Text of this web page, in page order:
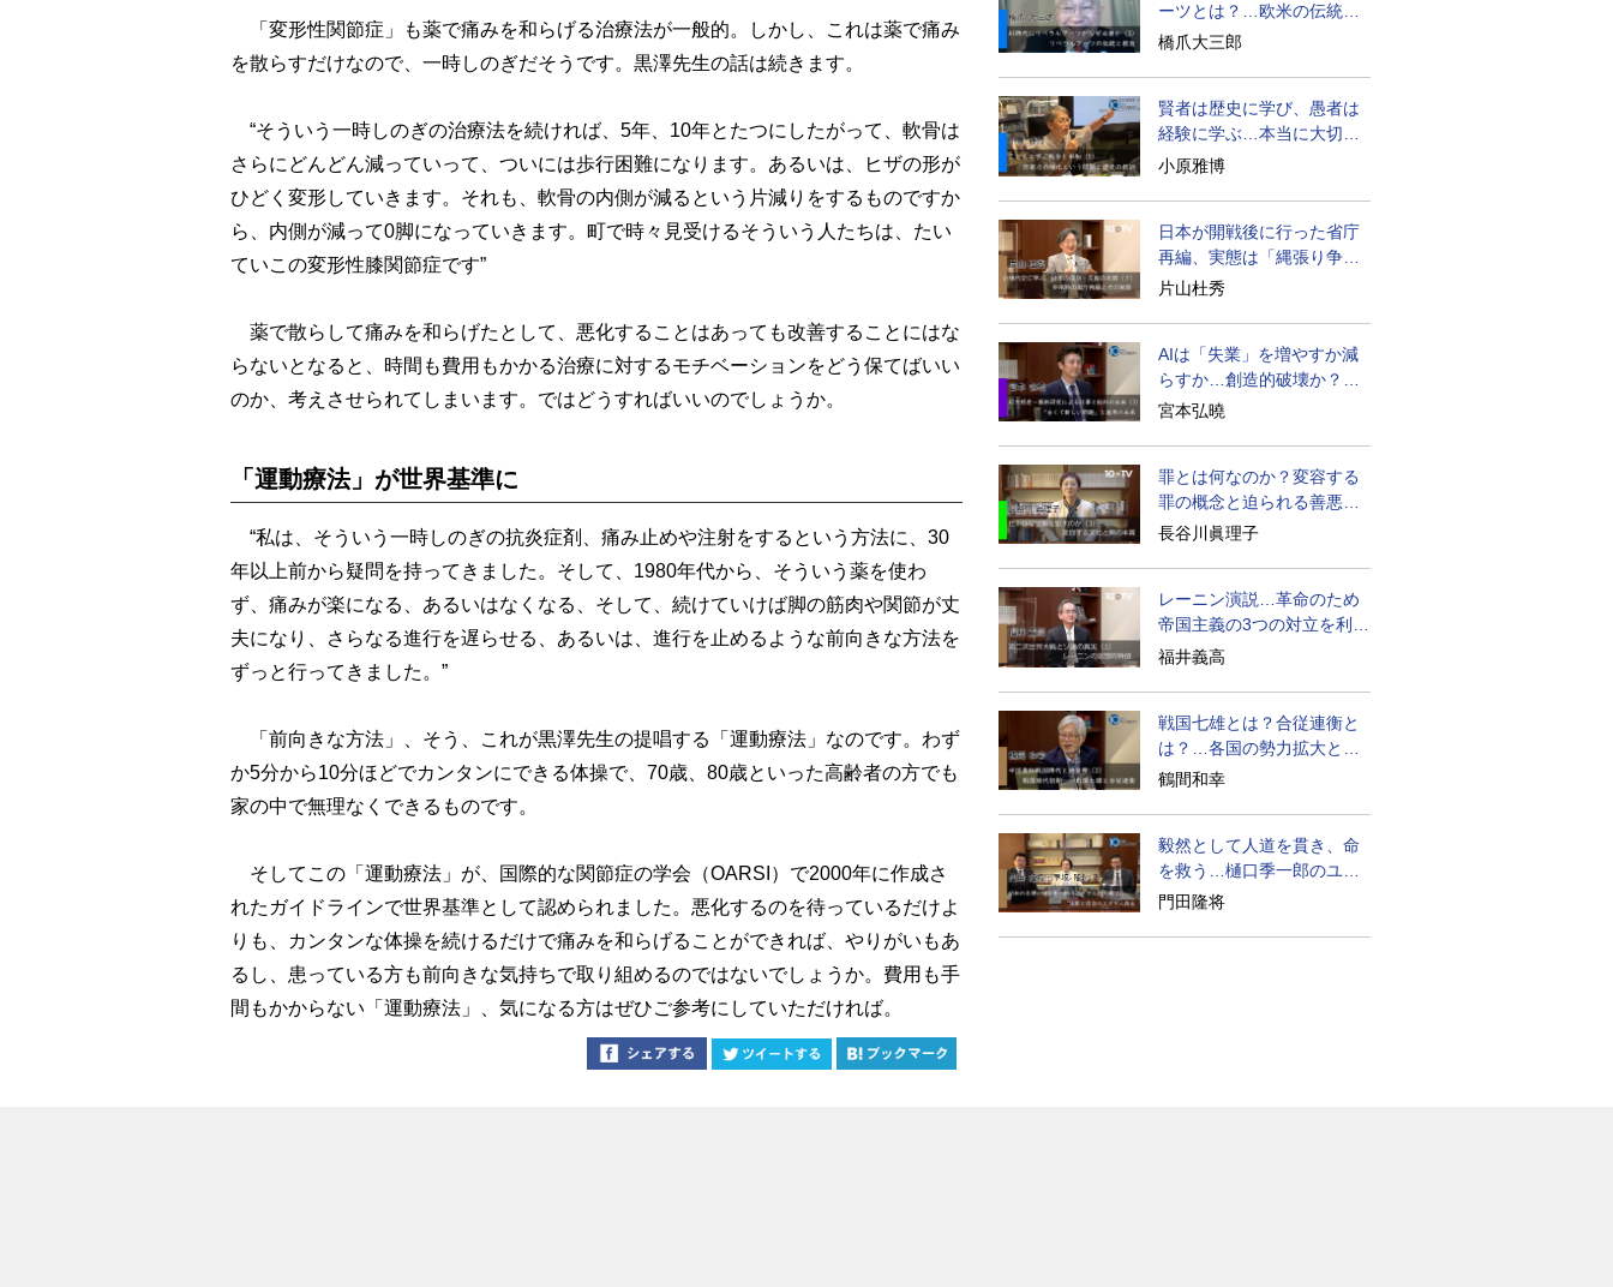
「変形性関節症」も薬で痛みを和らげる治療法が一般的。しかし、これは薬で痛み
を散らすだけなので、一時しのぎだそうです。黒澤先生の話は続きます。
“そういう一時しのぎの治療法を続ければ、5年、10年とたつにしたがって、軟骨は
さらにどんどん減っていって、ついには歩行困難になります。あるいは、ヒザの形が
ひどく変形していきます。それも、軟骨の内側が減るという片減りをするものですか
ら、内側が減って0脚になっていきます。町で時々見受けるそういう人たちは、たい
ていこの変形性膝関節症です”
薬で散らして痛みを和らげたとして、悪化することはあっても改善することにはな
らないとなると、時間も費用もかかる治療に対するモチベーションをどう保てばいい
のか、考えさせられてしまいます。ではどうすればいいのでしょうか。
「運動療法」が世界基準に
“私は、そういう一時しのぎの抗炎症剤、痛み止めや注射をするという方法に、30
年以上前から疑問を持ってきました。そして、1980年代から、そういう薬を使わ
ず、痛みが楽になる、あるいはなくなる、そして、続けていけば脚の筋肉や関節が丈
夫になり、さらなる進行を遅らせる、あるいは、進行を止めるような前向きな方法を
ずっと行ってきました。”
「前向きな方法」、そう、これが黒澤先生の提唱する「運動療法」なのです。わず
か5分から10分ほどでカンタンにできる体操で、70歳、80歳といった高齢者の方でも
家の中で無理なくできるものです。
そしてこの「運動療法」が、国際的な関節症の学会（OARSI）で2000年に作成さ
れたガイドラインで世界基準として認められました。悪化するのを待っているだけよ
りも、カンタンな体操を続けるだけで痛みを和らげることができれば、やりがいもあ
るし、患っている方も前向きな気持ちで取り組めるのではないでしょうか。費用も手
間もかからない「運動療法」、気になる方はぜひご参考にしていただければ。
ーツとは？…欧米の伝統と
変遷から探る
橋爪大三郎
賢者は歴史に学び、愚者は
経験に学ぶ…本当に大切な
ことは？
小原雅博
日本が開戦後に行った省庁
再編、実態は「縄張り争
い」
片山杜秀
AIは「失業」を増やすか減
らすか…創造的破壊か？資
本化効果か？
宮本弘曉
罪とは何なのか？変容する
罪の概念と迫られる善悪の
判断
長谷川眞理子
レーニン演説…革命のため
帝国主義の3つの対立を利用
せよ
福井義高
戦国七雄とは？合従連衡と
は？…各国の勢力拡大と小
国家の運命
鶴間和幸
毅然として人道を貫き、命
を救う…樋口季一郎のユダ
ヤ人救出
門田隆将